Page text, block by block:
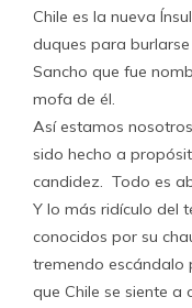
Chile es la nueva
duques para
Sancho que fue
mofa de él.
Así estamos
sido hecho a
candidez. Todo es
Y lo más ridículo del
conocidos por su
tremendo escándalo
que Chile se siente a